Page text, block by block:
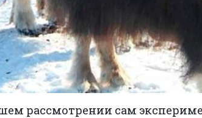
рассмотрении сам